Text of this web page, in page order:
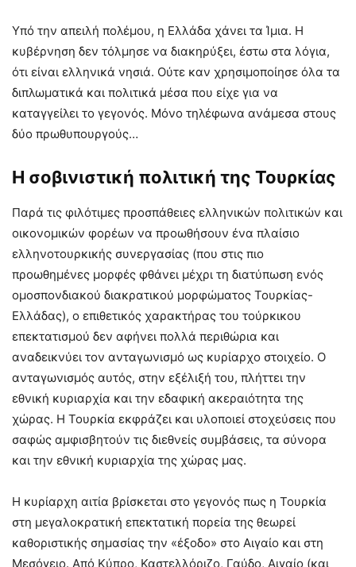
Υπό την απειλή πολέμου, η Ελλάδα χάνει τα Ίμια. Η
κυβέρνηση δεν τόλμησε να διακηρύξει, έστω στα λόγια,
ότι είναι ελληνικά νησιά. Ούτε καν χρησιμοποίησε όλα τα
διπλωματικά και πολιτικά μέσα που είχε για να
καταγγείλει το γεγονός. Μόνο τηλέφωνα ανάμεσα στους
δύο πρωθυπουργούς…
Η σοβινιστική πολιτική της Τουρκίας
Παρά τις φιλότιμες προσπάθειες ελληνικών πολιτικών και
οικονομικών φορέων να προωθήσουν ένα πλαίσιο
ελληνοτουρκικής συνεργασίας (που στις πιο
προωθημένες μορφές φθάνει μέχρι τη διατύπωση ενός
ομοσπονδιακού διακρατικού μορφώματος Τουρκίας-
Ελλάδας), ο επιθετικός χαρακτήρας του τούρκικου
επεκτατισμού δεν αφήνει πολλά περιθώρια και
αναδεικνύει τον ανταγωνισμό ως κυρίαρχο στοιχείο. Ο
ανταγωνισμός αυτός, στην εξέλιξή του, πλήττει την
εθνική κυριαρχία και την εδαφική ακεραιότητα της
χώρας. Η Τουρκία εκφράζει και υλοποιεί στοχεύσεις που
σαφώς αμφισβητούν τις διεθνείς συμβάσεις, τα σύνορα
και την εθνική κυριαρχία της χώρας μας.
Η κυρίαρχη αιτία βρίσκεται στο γεγονός πως η Τουρκία
στη μεγαλοκρατική επεκτατική πορεία της θεωρεί
καθοριστικής σημασίας την «έξοδο» στο Αιγαίο και στη
Μεσόγειο. Από Κύπρο, Καστελλόριζο, Γαύδο, Αιγαίο (και